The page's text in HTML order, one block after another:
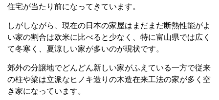
住宅が当たり前になってきています。
しがしながら、現在の日本の家屋はまだまだ断熱性能がよ
い家の割合は欧米に比べると少なく、特に富山県では広く
て冬寒く、夏涼しい家が多いのが現状です。
郊外の分譲地でどんどん新しい家がふえている一方で従来
の柱や梁は立派なヒノキ造りの木造在来工法の家が多く空
き家になっています。